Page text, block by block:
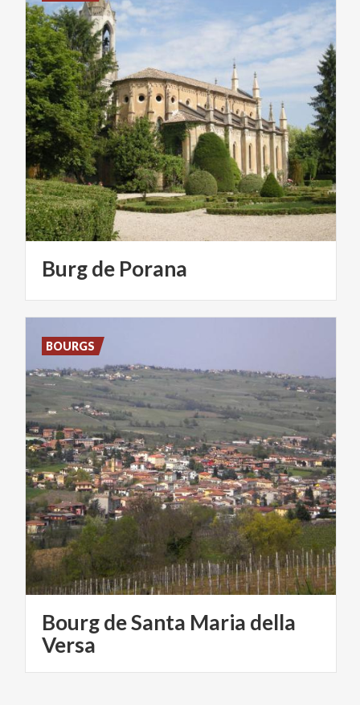
Burgde Porana
Bourg de Santa Maria della
Versa
BOURGS